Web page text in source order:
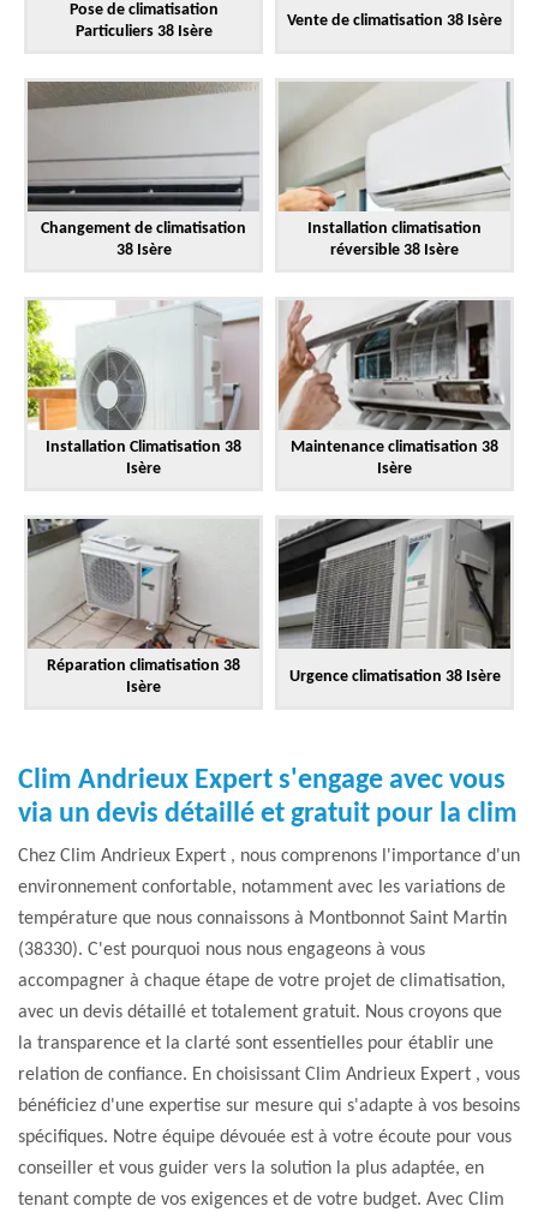
Pose de climatisation
Particuliers 38 Isère
Vente de climatisation 38 Isère
Changement de climatisation
38 Isère
Installation climatisation
réversible 38 Isère
Installation Climatisation 38
Isère
Maintenance climatisation 38
Isère
Réparation climatisation 38
Isère
Urgence climatisation 38 Isère
Clim Andrieux Expert s'engage avec vous
via un devis détaillé et gratuit pour la clim
Chez Clim Andrieux Expert , nous comprenons l'importance d'un
environnement confortable, notamment avec les variations de
température que nous connaissons à Montbonnot Saint Martin
(38330). C'est pourquoi nous nous engageons à vous
accompagner à chaque étape de votre projet de climatisation,
avec un devis détaillé et totalement gratuit. Nous croyons que
la transparence et la clarté sont essentielles pour établir une
relation de confiance. En choisissant Clim Andrieux Expert , vous
bénéficiez d'une expertise sur mesure qui s'adapte à vos besoins
spécifiques. Notre équipe dévouée est à votre écoute pour vous
conseiller et vous guider vers la solution la plus adaptée, en
tenant compte de vos exigences et de votre budget. Avec Clim